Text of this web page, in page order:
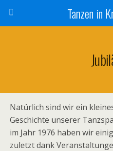
Tanzen in
Natürlich sind wir ein
Geschichte unserer
im Jahr 1976 haben wir
zuletzt dank